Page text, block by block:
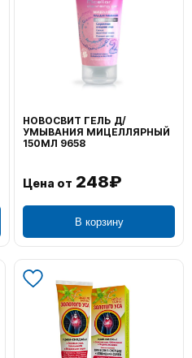
НОВОСВИТ ГЕЛЬ Д/
УМЫВАНИЯ МИЦЕЛЛЯРНЫЙ
150МЛ 9658
Цена от 248₽
В корзину